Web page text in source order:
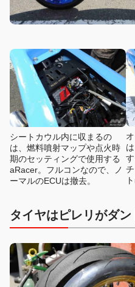
シートカウル内に収まるの
は、燃料噴射マップや点火時
期のセッティングで使用する
aRacer。フルコンなので、ノ
ーマルのECUは撤去。
タイヤはピレリがダン